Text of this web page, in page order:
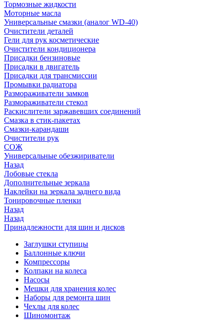
Тормозные жидкости
Моторные масла
Универсальные смазки (аналог WD-40)
Очистители деталей
Гели для рук косметические
Очистители кондиционера
Присадки бензиновые
Присадки в двигатель
Присадки для трансмиссии
Промывки радиатора
Размораживатели замков
Размораживатели стекол
Раскислители заржавевших соединений
Смазка в стик-пакетах
Смазки-карандаши
Очистители рук
СОЖ
Универсальные обезжириватели
Назад
Лобовые стекла
Дополнительные зеркала
Наклейки на зеркала заднего вида
Тонировочные пленки
Назад
Назад
Принадлежности для шин и дисков
Заглушки ступицы
Баллонные ключи
Компрессоры
Колпаки на колеса
Насосы
Мешки для хранения колес
Наборы для ремонта шин
Чехлы для колес
Шиномонтаж